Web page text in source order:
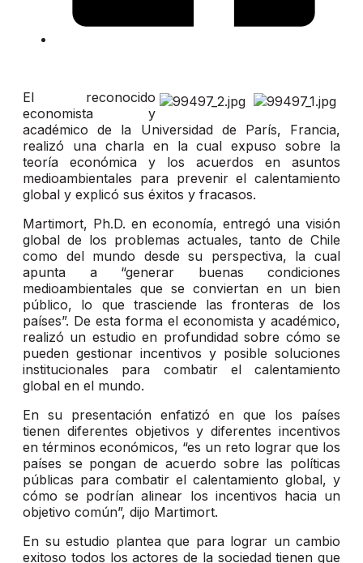
El reconocido
economista y
académico de la Universidad de París, Francia,
realizó una charla en la cual expuso sobre la
teoría económica y los acuerdos en asuntos
medioambientales para prevenir el calentamiento
global y explicó sus éxitos y fracasos.
Martimort, Ph.D. en economía, entregó una visión
global de los problemas actuales, tanto de Chile
como del mundo desde su perspectiva, la cual
apunta a “generar buenas condiciones
medioambientales que se conviertan en un bien
público, lo que trasciende las fronteras de los
países”. De esta forma el economista y académico,
realizó un estudio en profundidad sobre cómo se
pueden gestionar incentivos y posible soluciones
institucionales para combatir el calentamiento
global en el mundo.
En su presentación enfatizó en que los países
tienen diferentes objetivos y diferentes incentivos
en términos económicos, “es un reto lograr que los
países se pongan de acuerdo sobre las políticas
públicas para combatir el calentamiento global, y
cómo se podrían alinear los incentivos hacia un
objetivo común”, dijo Martimort.
En su estudio plantea que para lograr un cambio
exitoso todos los actores de la sociedad tienen que